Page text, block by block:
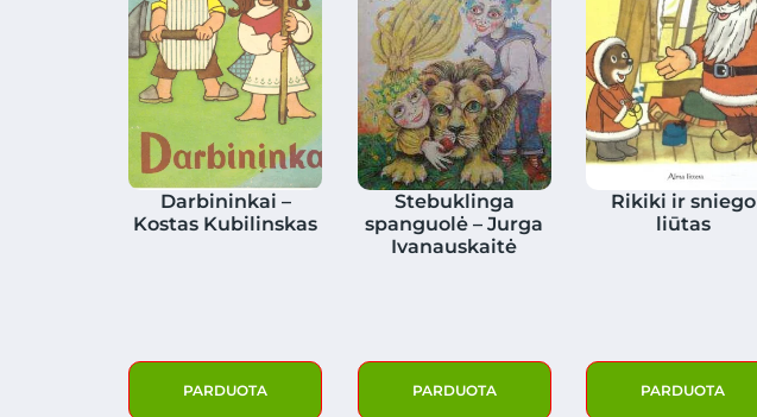
Darbininkai –
Kostas Kubilinskas
PARDUOTA
Stebuklinga
spanguolė – Jurga
Ivanauskaitė
PARDUOTA
Rikiki ir sniego
liūtas
PARDUOTA